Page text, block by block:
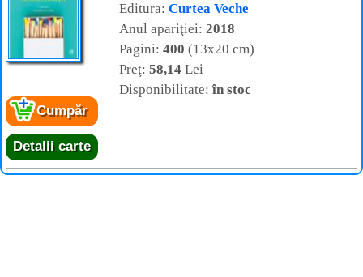
Cumpăr
Detalii carte
Editura: Curtea Veche
Anul apariţiei: 2018
Pagini: 400 (13x20 cm)
Preţ: 58,14 Lei
Disponibilitate:în stoc